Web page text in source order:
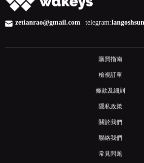
zetianrao@gmail.com telegram:langoshsun
購買指南
檢視訂單
條款及細則
隱私政策
關於我們
聯絡我們
常見問題